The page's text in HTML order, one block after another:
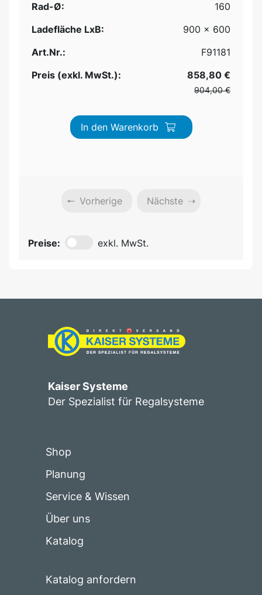
Rad-Ø:
160
Ladefläche LxB:
900 x 600
Art.Nr.:
F91181
Preis (exkl. MwSt.):
858,80 €
904,00 €
In den Warenkorb
Vorherige Nächste
Preise: exkl. MwSt.
Kaiser Systeme
Der Spezialist für Regalsysteme
Shop
Planung
Service & Wissen
Über uns
Katalog
Katalog anfordern